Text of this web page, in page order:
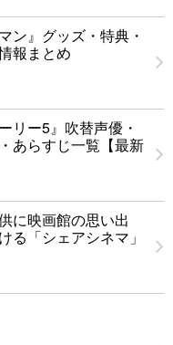
ン』グッズ・特典・
報まとめ
リー5』吹替声優・
あらすじ一覧【最新
に映画館の思い出
る「シェアシネマ」